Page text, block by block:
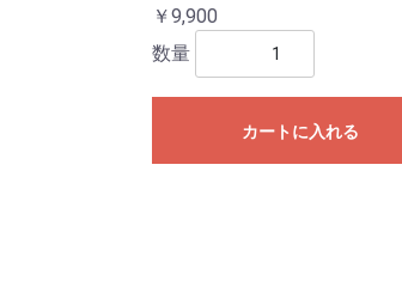
￥9,900
数量
カートに入れる